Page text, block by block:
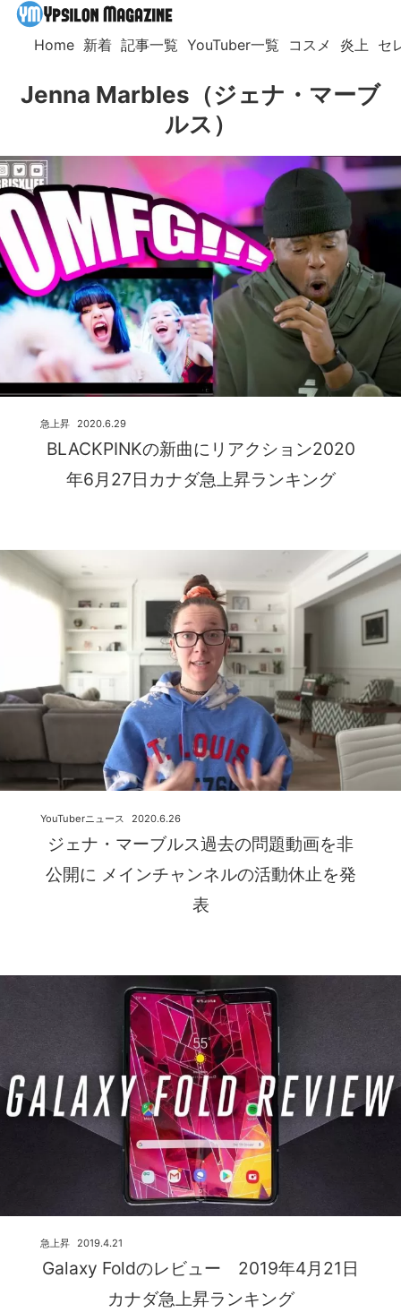
Home 新着 記事一覧 YouTuber一覧 コスメ 炎上 セ
Jenna Marbles（ジェナ・マーブ
ルス）
BLACKPINKの新曲にリアクション2020
年6月27日カナダ急上昇ランキング
2020.6.29
急上昇
ジェナ・マーブルス過去の問題動画を非
公開に メインチャンネルの活動休止を発
表
2020.6.26
YouTuberニュース
Galaxy Foldのレビュー 2019年4月21日
カナダ急上昇ランキング
2019.4.21
急上昇